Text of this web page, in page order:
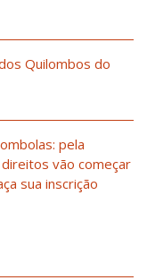
Quilombos do
pela
vão começar
sua inscrição